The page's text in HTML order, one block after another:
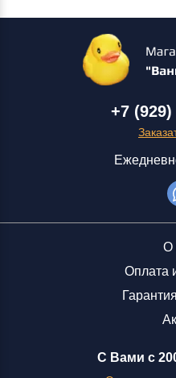
+7 (929)
С Вами с
О
Оплата